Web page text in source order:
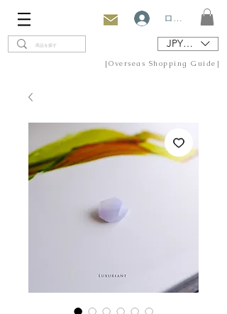
ログイン
JPY (¥)
[Overseas Shopping Guide]